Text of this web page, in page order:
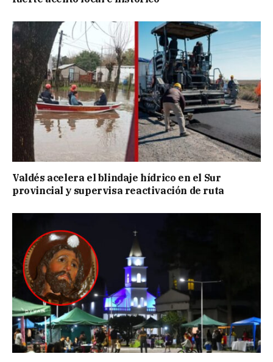
Valdés acelera el blindaje hídrico en el Sur
provincial y supervisa reactivación de ruta